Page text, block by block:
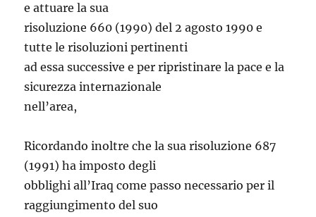
e attuare la sua
risoluzione 660 (1990) del 2 agosto 1990 e
tutte le risoluzioni pertinenti
ad essa successive e per ripristinare la pace e la
sicurezza internazionale
nell’area,
Ricordando inoltre che la sua risoluzione 687
(1991) ha imposto degli
obblighi all’Iraq come passo necessario per il
raggiungimento del suo